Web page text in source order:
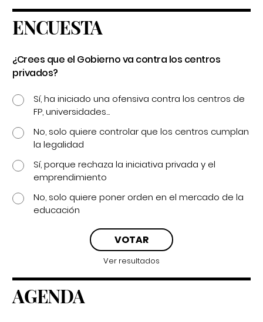
ENCUESTA
¿Crees que el Gobierno va contra los centros
privados?
Sí, ha iniciado una ofensiva contra los centros de
FP, universidades...
No, solo quiere controlar que los centros cumplan
la legalidad
Sí, porque rechaza la iniciativa privada y el
emprendimiento
No, solo quiere poner orden en el mercado de la
educación
Ver resultados
AGENDA